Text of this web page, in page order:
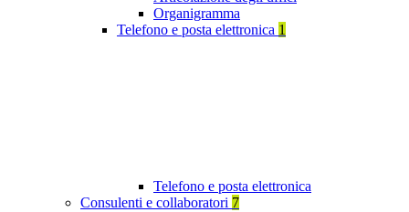
Organigramma
Telefono e posta elettronica 1
Telefono e posta elettronica
Consulenti e collaboratori 7